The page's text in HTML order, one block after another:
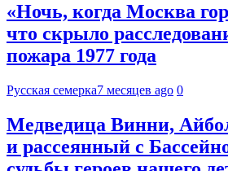
«Ночь, когда Москва
что скрыло
пожара 1977 года
Русская семерка7 месяцев ago 0
Медведица Винни,
и рассеянный с